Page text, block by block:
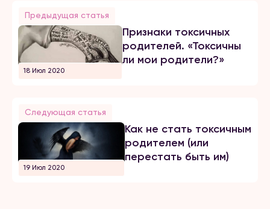
Предыдущая статья
18 Июл 2020
Признаки токсичных
родителей. «Токсичны
ли мои родители?»
Следующая статья
19 Июл 2020
Как не стать токсичным
родителем (или
перестать быть им)